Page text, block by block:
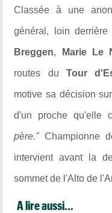
Classée à une
général, loin
Breggen, Marie Le
routes du Tour
motive sa décision
d'un proche qu'elle
père." Championne
intervient avant la
sommet de l'Alto de
A lire aussi...